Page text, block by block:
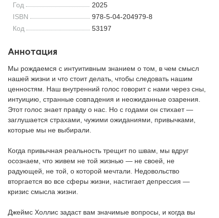
Год
2025
ISBN
978-5-04-204979-8
Код
53197
Аннотация
Мы рождаемся с интуитивным знанием о том, в чем смысл
нашей жизни и что стоит делать, чтобы следовать нашим
ценностям. Наш внутренний голос говорит с нами через сны,
интуицию, странные совпадения и неожиданные озарения.
Этот голос знает правду о нас. Но с годами он стихает —
заглушается страхами, чужими ожиданиями, привычками,
которые мы не выбирали.
Когда привычная реальность трещит по швам, мы вдруг
осознаем, что живем не той жизнью — не своей, не
радующей, не той, о которой мечтали. Недовольство
вторгается во все сферы жизни, настигает депрессия —
кризис смысла жизни.
Джеймс Холлис задаст вам значимые вопросы, и когда вы